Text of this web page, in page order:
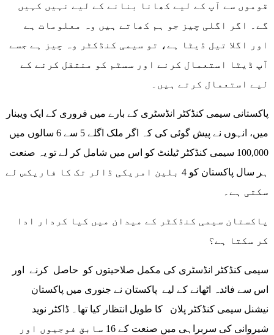
قوموں سے آپ کے لیے کھانا بنانے کے لیے نہیں کہیں
گے۔ اگر اگلی چیز جو ہم کھاتے ہیں وہ معلومات ہے
اور اگلا تیل ڈیٹا ہے، تو سیمی کنڈکٹر وہ چیز ہے جسے
آپ ڈیٹا استعمال کرنے اور سسٹم کو منتقل کرنے کے
لیے استعمال کرتے ہیں۔
پاکستانی سیمی کنڈکٹر انڈسٹری کے بارے میں فروری کے ایک ویبنار
میں، انہوں نے پیش گوئی کی کہ اگر ملک اگلے 5 سے 6 سالوں میں
100,000 سیمی کنڈکٹر ٹیلنٹ کو اس میں شامل کر لے تو یہ صنعت
ہر سال پاکستان کو 4 بلین امریکی ڈالر تک کا فاریکس لے
سکتی ہے۔
پاکستان سیمی کنڈکٹر کے میدان میں کیا کردار ادا
کر سکتا ہے؟
سیمی کنڈکٹر انڈسٹری کی مکمل صلاحیتوں کو حاصل کرنے اور
اس سے فائدہ اٹھانے کے لیے پاکستان نے جنوری میں پاکستان
نیشنل سیمی کنڈکٹر پلان کا طویل انتظار کیا تھا۔ ڈاکٹر نوید
شیروانی کی سربراہی میں صنعت کے 16 سابق فوجیوں اور